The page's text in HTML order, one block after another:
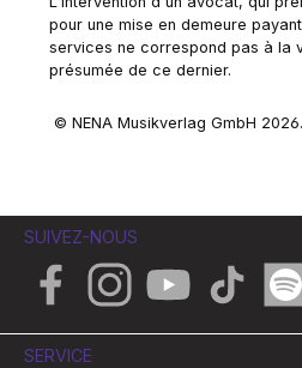
pour une mise en demeure
services ne correspond pas à la
présumée de ce dernier.
© NENA Musikverlag GmbH
SUIVEZ-NOUS
FacebookInstagramYouTube TikTok Spotify
SERVICE